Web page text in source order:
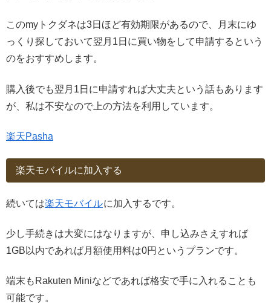
このmyトクダネは3日ほど有効期限があるので、月末にゆ
っくり探しておいて翌月1日に買い物をして申請するという
のをおすすめします。
購入後でも翌月1日に申請すれば大丈夫という話もあります
が、私は不安なので上の方法を利用しています。
楽天Pasha
楽天モバイルに加入する
続いては楽天モバイルに加入するです。
少し手続きは大変にはなりますが、申し込みさえすれば
1GB以内であれば月額使用料は0円というプランです。
端末もRakuten Miniなどであれば格安で手に入れることも
可能です。